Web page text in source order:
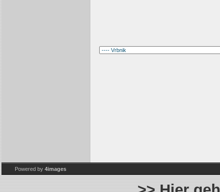
Powered by 4images